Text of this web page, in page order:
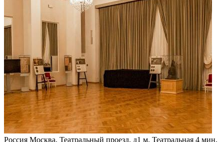
Россия Москва, Театральный проезд, д1 м. Театральная 4 мин.